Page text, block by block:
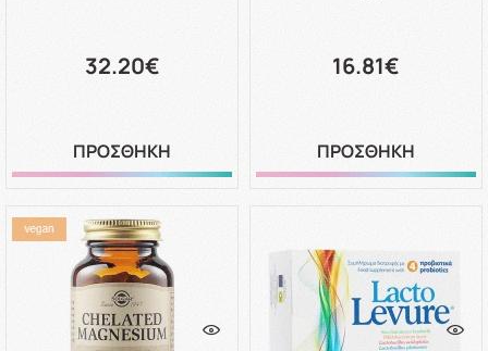
32.20€
ΠΡΟΣΘΗΚΗ
16.81€
ΠΡΟΣΘΗΚΗ